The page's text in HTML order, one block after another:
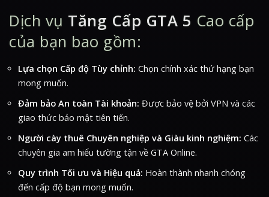
Dịch vụ Tăng Cấp GTA 5 Cao cấp
của bạn bao gồm:
Lựa chọn Cấp độ Tùy chỉnh: Chọn chính xác thứ hạng bạn
mong muốn.
Đảm bảo An toàn Tài khoản: Được bảo vệ bởi VPN và các
giao thức bảo mật tiên tiến.
Người cày thuê Chuyên nghiệp và Giàu kinh nghiệm: Các
chuyên gia am hiểu tường tận về GTA Online.
Quy trình Tối ưu và Hiệu quả: Hoàn thành nhanh chóng
đến cấp độ bạn mong muốn.